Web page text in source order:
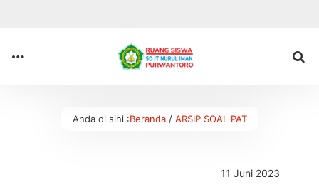
Anda di sini :Beranda/ ARSIP SOAL PAT
11 Juni 2023